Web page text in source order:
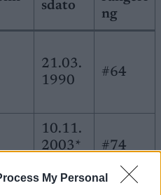
My Personal
sdato
ng
21.03.
1990
#64
10.11.
2003*
#74